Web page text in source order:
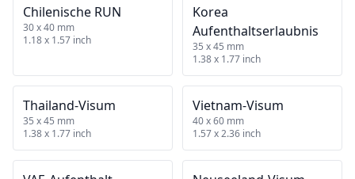
Chilenische RUN
30 x 40 mm
1.18 x 1.57 inch
Korea
Aufenthaltserlaubnis
35 x 45 mm
1.38 x 1.77 inch
Thailand‑Visum
35 x 45 mm
1.38 x 1.77 inch
Vietnam‑Visum
40 x 60 mm
1.57 x 2.36 inch